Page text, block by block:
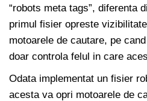
“robots meta tags”, diferenta
primul fisier opreste
motoarele de cautare, pe
doar controla felul in care
Odata implementat un fisier
acesta va opri motoarele de